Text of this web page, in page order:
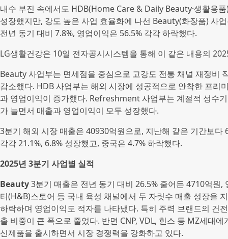
내수 부진 속에서도 HDB(Home Care & Daily Beauty·생활용
성장했지만, 강도 높은 사업 효율화에 나선 Beauty(화장품) 사
전년 동기 대비 7.8%, 영업이익은 56.5% 각각 하락했다.
LG생활건강은 10일 전자공시시스템을 통해 이 같은 내용의
Beauty 사업부는 면세점을 중심으로 고강도 전통 채널 재정비
감소했다. HDB 사업부는 해외 시장에 성공적으로 안착한 프리
과 영업이익이 증가했다. Refreshment 사업부는 계절적 성수
가 늘면서 매출과 영업이익이 모두 성장했다.
3분기 해외 시장 매출은 40930억원으로, 지난해 같은 기간보
각각 21.1%, 6.8% 성장했고, 중국은 4.7% 하락했다.
2025년 3분기 사업별 실적
Beauty3분기 매출은 전년 동기 대비 26.5% 줄어든 4710억원
티(H&B)스토어 등 국내 육성 채널에서 두 자릿수 매출 성장을
하락하며 영업이익도 적자를 나타냈다. 특히 주력 브랜드의 건
출 비중이 큰 폭으로 줄었다. 반면 CNP, VDL, 힌스 등 MZ세대
신제품을 출시하면서 시장 경쟁력을 강화하고 있다.